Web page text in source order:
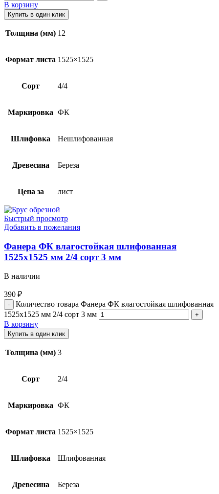
В корзину
Купить в один клик
Толщина (мм) 12
Формат листа 1525×1525
Сорт 4/4
Маркировка ФК
Шлифовка Нешлифованная
Древесина Береза
Цена за лист
Быстрый просмотр
Добавить в пожелания
Фанера ФК влагостойкая шлифованная
1525х1525 мм 2/4 сорт 3 мм
В наличии
390 ₽
Количество товара Фанера ФК влагостойкая шлифованная
1525х1525 мм 2/4 сорт 3 мм
В корзину
Купить в один клик
Толщина (мм) 3
Сорт 2/4
Маркировка ФК
Формат листа 1525×1525
Шлифовка Шлифованная
Древесина Береза